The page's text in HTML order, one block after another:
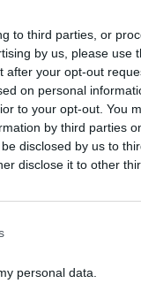
to third parties, or
by us, please use
after your opt-out
on personal
to your opt-out. You
by third parties
disclosed by us to
disclose it to other
personal data.